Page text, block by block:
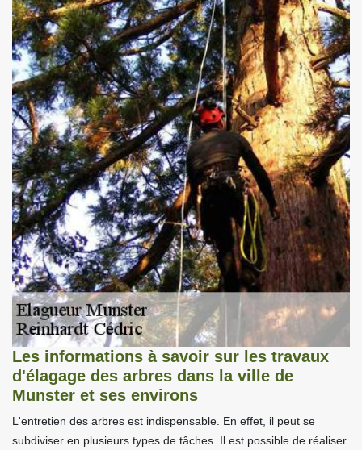
Les informations à savoir sur les travaux
d'élagage des arbres dans la ville de
Munster et ses environs
L'entretien des arbres est indispensable. En effet, il peut se
subdiviser en plusieurs types de tâches. Il est possible de réaliser